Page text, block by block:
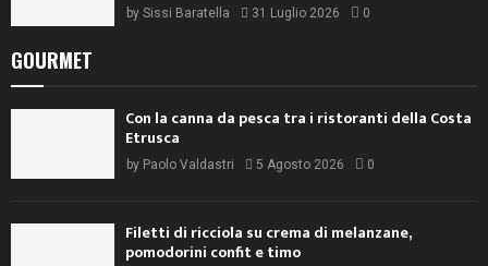
by Sissi Baratella 31 Luglio 2026 0
GOURMET
Con la canna da pesca tra i ristoranti della Costa
Etrusca
by Paolo Valdastri 5 Agosto 2026 0
Filetti di ricciola su crema di melanzane,
pomodorini confit e timo